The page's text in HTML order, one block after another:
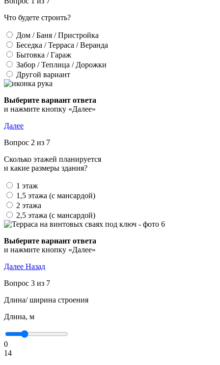
Что будете строить?
Дом / Баня / Пристройка
Беседка / Терраса / Веранда
Бытовка / Гараж
Забор / Теплица / Дорожки
Другой вариант
Выберите вариант ответа
и нажмите кнопку «Далее»
Далее
Вопрос 2 из 7
Сколько этажей планируется
и какие размеры здания?
1 этаж
1,5 этажа (с мансардой)
2 этажа
2,5 этажа (с мансардой)
Выберите вариант ответа
и нажмите кнопку «Далее»
Далее Назад
Вопрос 3 из 7
Длина/ ширина строения
Длина, м
0
14